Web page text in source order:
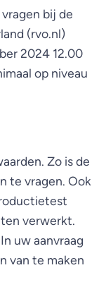
bij de
(rvo.nl)
2024 12.00
op niveau
Zo is de
te vragen. Ook
verwerkt.
uw aanvraag
van te maken